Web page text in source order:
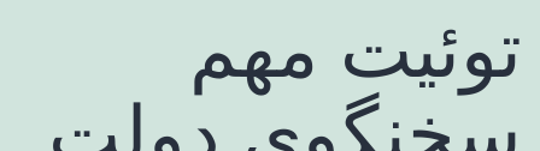
توئیت مهم
سخنگوی دولت